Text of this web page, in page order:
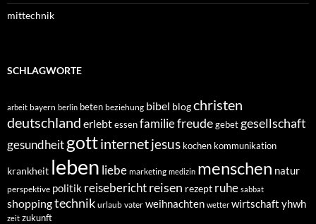
mittechnik
SCHLAGWORTE
arbeit bayern berlin beten beziehung bibel blogchristen
deutschland erlebtessenfamiliefreudegebet gesellschaft
gesundheitgottinternetjesus kochen kommunikation
krankheit leben liebe marketing medizin menschen natur
perspektive politik reiseberichtreisen rezept ruhe sabbat
shoppingtechnik urlaub vater weihnachten wetter wirtschaft yhwh
zeit zukunft